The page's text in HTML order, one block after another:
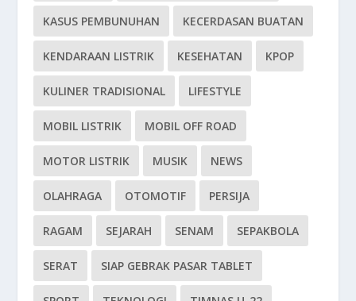
KASUS PEMBUNUHAN KECERDASAN BUATAN
KENDARAAN LISTRIK KESEHATAN KPOP
KULINER TRADISIONAL LIFESTYLE
MOBIL LISTRIK MOBIL OFF ROAD
MOTOR LISTRIK MUSIK NEWS
OLAHRAGA OTOMOTIF PERSIJA
RAGAM SEJARAH SENAM SEPAKBOLA
SERAT SIAP GEBRAK PASAR TABLET